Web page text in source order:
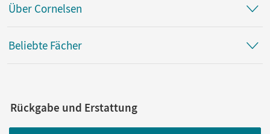
Über Cornelsen
Beliebte Fächer
Rückgabe und Erstattung